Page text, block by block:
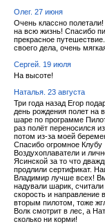
Олег. 27 июня
Очень классно
на всю жизнь! Спасибо
прекрасное
своего дела, очень
Сергей. 19 июля
На высоте!
Наталья. 23 августа
Три года назад Егор
день рождения полет на
шаре по программе
раз полёт переносился
потом из-за моей
Спасибо огромное Клубу
Воздухоплаватели и
Ясинской за то что
продлили сертификат.
Владимир лучше всех!
надували шарик, считали
скорость и направление
вторым пилотом, тоже
Волк смотрит в лес, а
сколько ни корми!